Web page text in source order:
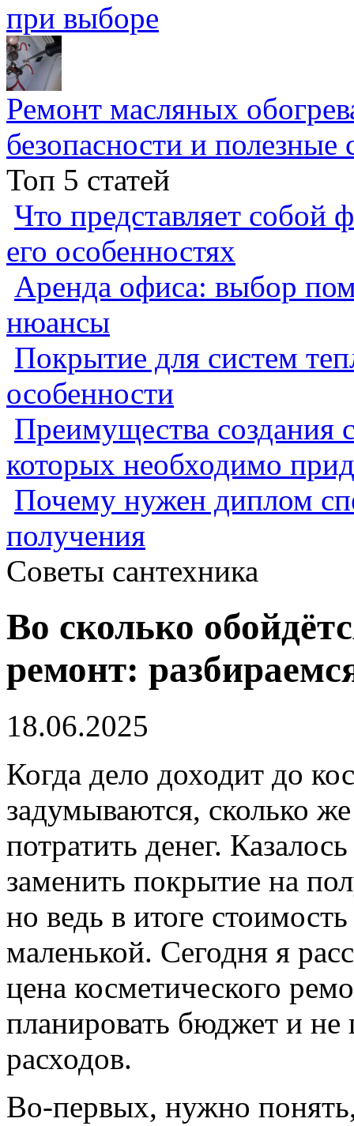
при выборе
Ремонт масляных
безопасности и полезные
Топ 5 статей
Что представляет собой
его особенностях
Аренда офиса: выбор
нюансы
Покрытие для систем
особенности
Преимущества создания
которых необходимо
Почему нужен диплом
получения
Советы сантехника
Во сколько
ремонт:
18.06.2025
Когда дело доходит до
задумываются, сколько
потратить денег.
заменить покрытие на
но ведь в итоге
маленькой. Сегодня я
цена косметического
планировать бюджет и
расходов.
Во-первых, нужно